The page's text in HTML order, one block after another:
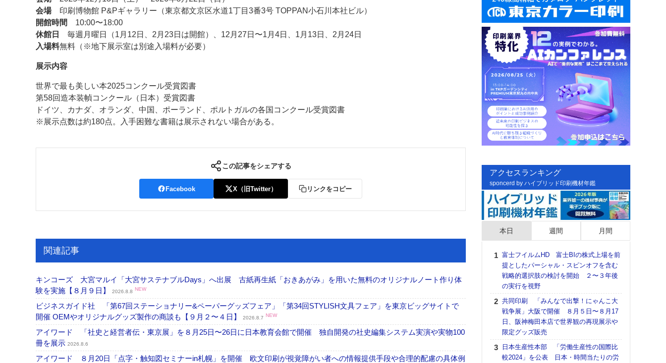
会場印刷博物館 P&Pギャラリー（東京都文京区水道1丁目3番3号 TOPPAN小石川本社ビル）
開館時間 10:00〜18:00
休館日
毎週月曜日（1月12日、2月23日は開館）、12月27日〜1月4日、1月13日、2月24日
入場料無料（※地下展示室は別途入場料が必要）
展示内容
世界で最も美しい本2025コンクール受賞図書
第58回造本装幀コンクール（日本）受賞図書
ドイツ、カナダ、オランダ、中国、ポーランド、ポルトガルの各国コンクール受賞図書
※展示点数は約180点。入手困難な書籍は展示されない場合がある。
この記事をシェアする
Facebook X（旧Twitter） リンクをコピー
関連記事
キンコーズ 大宮マルイ「大宮サステナブルDays」へ出展 古紙再生紙「おきあがみ」を用いた無料のオリジナルノート作り体
験を実施【８月９日】
2026.8.8 NEW
ビジネスガイド社 「第67回ステーショナリー&ペーパーグッズフェア」「第34回STYLISH文具フェア」を東京ビッグサイトで
開催 OEMやオリジナルグッズ製作の商談も【９月２〜４日】
2026.8.7 NEW
アイワード 「社史と経営者伝・東京展」を８月25日〜26日に日本教育会館で開催 独自開発の社史編集システム実演や実物100
冊を展示 2026.8.6
アイワード ８月20日「点字・触知図セミナーin札幌」を開催 欧文印刷が視覚障がい者への情報提供手段や合理的配慮の具体例
アクセスランキング
sponcerd by ハイブリッド印刷機材年鑑
本日 週間 月間
富士フイルムHD 富士BIの株式上場を前
提としたパーシャル・スピンオフを含む
戦略的選択肢の検討を開始 ２〜３年後
の実行を視野
共同印刷 「みんなで出撃！にゃんこ大
戦争展」大阪で開催 ８月５日〜８月17
日、阪神梅田本店で世界観の再現展示や
限定グッズ販売
日本生産性本部 「労働生産性の国際比
較2024」を公表 日本・時間当たりの労